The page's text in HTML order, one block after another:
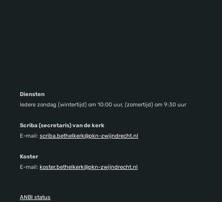
Diensten
Iedere zondag (wintertijd) om 10:00 uur, (zomertijd) om 9:30 uur
Scriba (secretaris) van de kerk
E-mail: scriba.bethelkerk@pkn-zwijndrecht.nl
Koster
E-mail: koster.bethelkerk@pkn-zwijndrecht.nl
ANBI status